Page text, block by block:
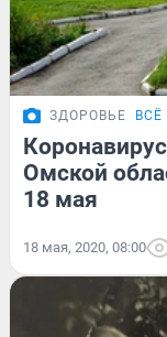
ЗДОРОВЬЕ
Омской
18 мая
18 мая, 2020, 08:00